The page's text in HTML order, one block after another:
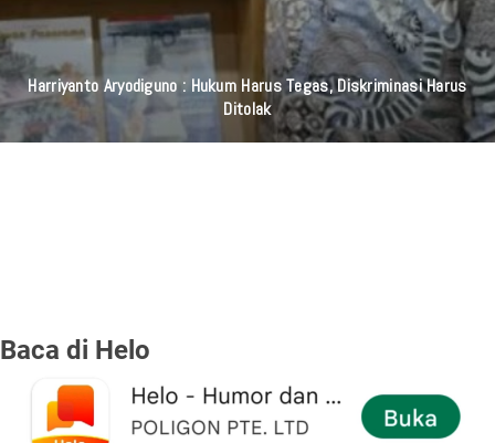
Harriyanto Aryodiguno : Hukum Harus Tegas, Diskriminasi Harus
Ditolak
Baca di Helo